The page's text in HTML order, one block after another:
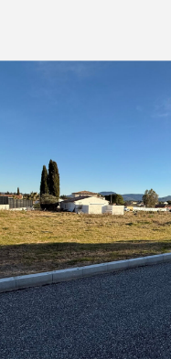
PLUS DE
DANS
L'AGENCE
L'agence
Nos
Devenez
Mentions légales
Politique de